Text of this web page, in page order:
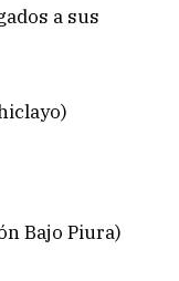
a sus
Bajo Piura)